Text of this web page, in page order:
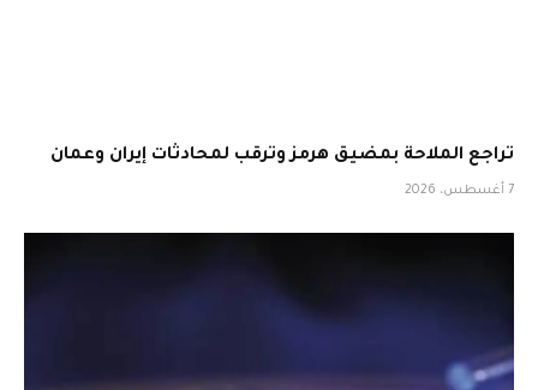
تراجع الملاحة بمضيق هرمز وترقب لمحادثات إيران وعمان
7 أغسطس، 2026